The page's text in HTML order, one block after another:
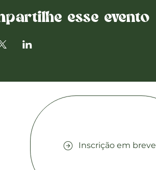
esse evento
Inscrição em breve